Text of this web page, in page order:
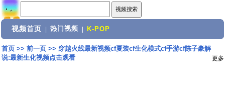
视频首页 热门视频 K-POP
首页>> 前一页>> 穿越火线最新视频cf夏装cf生化模式cf手游cf陈子豪解
说:最新生化视频点击观看
更多